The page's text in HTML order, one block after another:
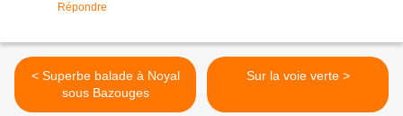
Répondre
< Superbe balade à Noyal
sous Bazouges
Sur la voie verte >